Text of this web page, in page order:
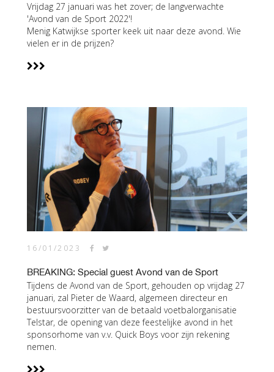
Vrijdag 27 januari was het zover; de langverwachte
'Avond van de Sport 2022'!
Menig Katwijkse sporter keek uit naar deze avond. Wie
vielen er in de prijzen?
16/01/2023
BREAKING: Special guest Avond van de Sport
Tijdens de Avond van de Sport, gehouden op vrijdag 27
januari, zal Pieter de Waard, algemeen directeur en
bestuursvoorzitter van de betaald voetbalorganisatie
Telstar, de opening van deze feestelijke avond in het
sponsorhome van v.v. Quick Boys voor zijn rekening
nemen.